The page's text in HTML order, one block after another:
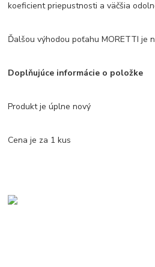
koeficient priepustnosti a väčšia
Ďalšou výhodou poťahu MORETTI je
Doplňujúce informácie o položke
Produkt je úplne nový
Cena je za 1 kus